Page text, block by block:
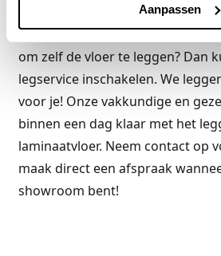
Aanpassen
handig kliksysteem. Hiermee
eigen vloer heel eenvoudig. Heb
om zelf de vloer te leggen? Dan
legservice inschakelen. We
voor je! Onze vakkundige en
binnen een dag klaar met het
laminaatvloer. Neem contact op
maak direct een afspraak
showroom bent!